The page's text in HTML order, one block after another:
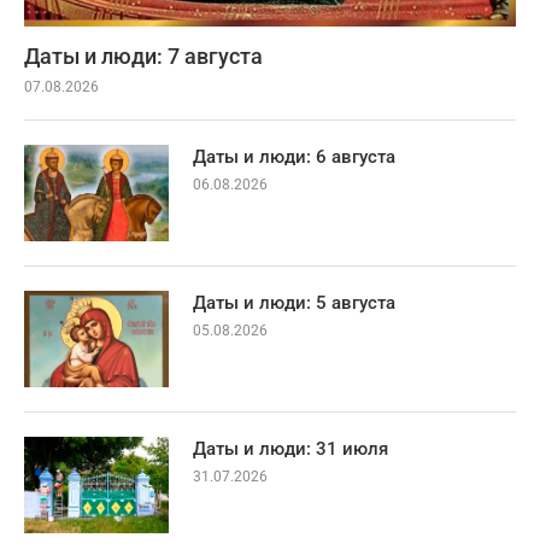
Даты и люди: 7 августа
07.08.2026
Даты и люди: 6 августа
06.08.2026
Даты и люди: 5 августа
05.08.2026
Даты и люди: 31 июля
31.07.2026